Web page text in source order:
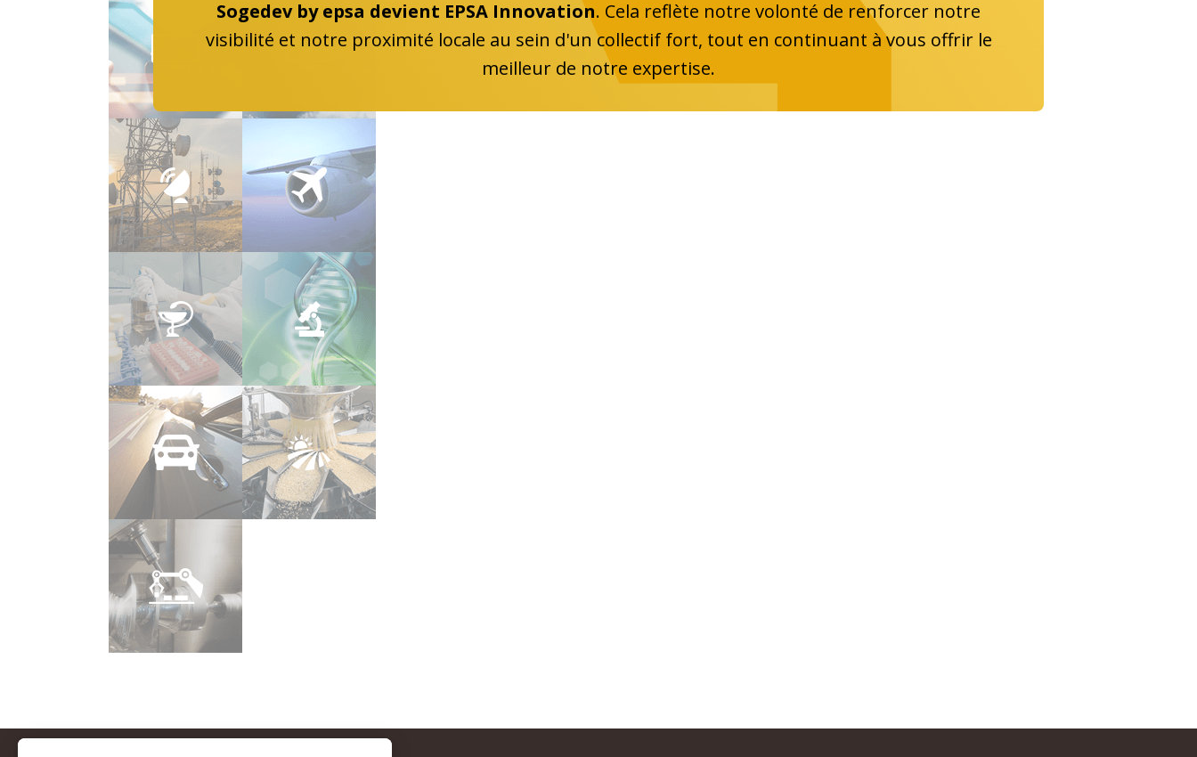
NTIC Logiciels
Télécoms Aéronautique
Médical Pharma Biotech
Automobile Agro-Alimentaire
Industrie
Machine outils
Sogedev by epsa devient EPSA Innovation. Cela reflète notre volonté de renforcer notre
visibilité et notre proximité locale au sein d'un collectif fort, tout en continuant à vous offrir le
meilleur de notre expertise.